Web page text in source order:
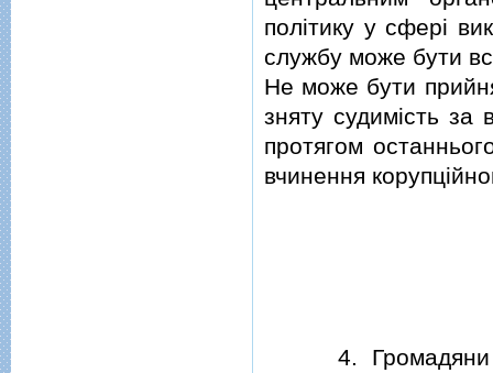
полiтику у сферi
службу може бути
Не може бути
зняту судимiсть за
протягом
вчинення
4. Громадяни